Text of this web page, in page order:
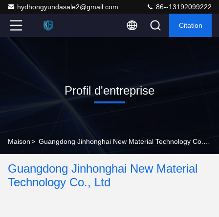
hydhongyundasale2@gmail.com 86--13192099222
Citation
Profil d'entreprise
Maison>
Guangdong Jinhonghai New Material
Technology Co., Ltd